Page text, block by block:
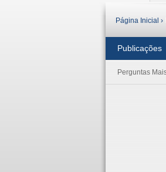
Página Inicial ›
Publicações
Perguntas